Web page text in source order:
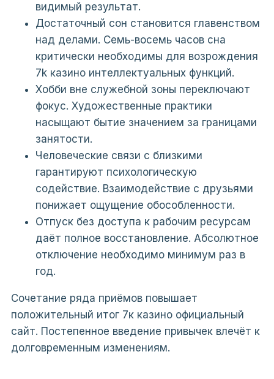
видимый результат.
Достаточный сон становится главенством
над делами. Семь-восемь часов сна
критически необходимы для возрождения
7k казино интеллектуальных функций.
Хобби вне служебной зоны переключают
фокус. Художественные практики
насыщают бытие значением за границами
занятости.
Человеческие связи с близкими
гарантируют психологическую
содействие. Взаимодействие с друзьями
понижает ощущение обособленности.
Отпуск без доступа к рабочим ресурсам
даёт полное восстановление. Абсолютное
отключение необходимо минимум раз в
год.
Сочетание ряда приёмов повышает
положительный итог 7к казино официальный
сайт. Постепенное введение привычек влечёт к
долговременным изменениям.